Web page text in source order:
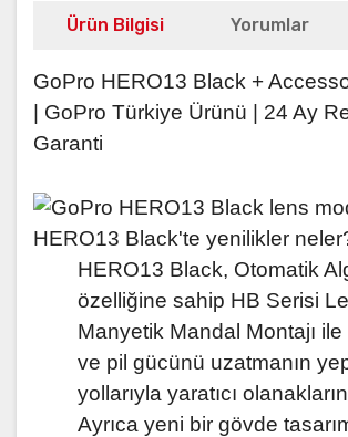
Ürün Bilgisi Yorumlar
GoPro HERO13 Black +
| GoPro Türkiye Ürünü | 24 Ay
Garanti
HERO13 Black'te yenilikler
HERO13 Black, Otomatik
özelliğine sahip HB Serisi
Manyetik Mandal Montajı
ve pil gücünü uzatmanın
yollarıyla yaratıcı
Ayrıca yeni bir gövde